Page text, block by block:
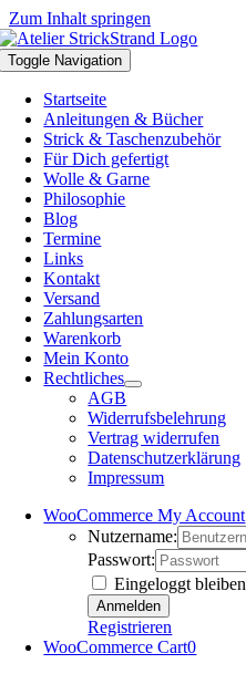
Zum Inhalt springen
Toggle Navigation
Startseite
Anleitungen & Bücher
Strick & Taschenzubehör
Für Dich gefertigt
Wolle & Garne
Philosophie
Blog
Termine
Links
Kontakt
Versand
Zahlungsarten
Warenkorb
Mein Konto
Rechtliches
AGB
Widerrufsbelehrung
Vertrag widerrufen
Datenschutzerklärung
Impressum
WooCommerce My Account
Nutzername:
Passwort:
Eingeloggt bleiben
Registrieren
WooCommerce Cart0